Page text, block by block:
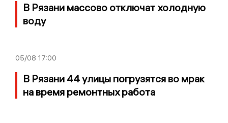
В Рязани массово отключат холодную
воду
05/08 17:00
В Рязани 44 улицы погрузятся во мрак
на время ремонтных работа